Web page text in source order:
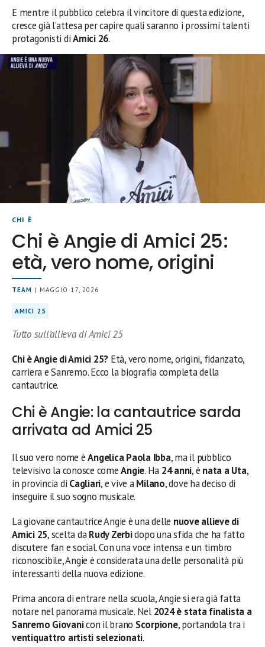
E mentre il pubblico celebra il vincitore di questa edizione,
cresce già l’attesa per capire quali saranno i prossimi talenti
protagonisti diAmici 26.
CHI È
Chi è Angie di Amici 25:
età, vero nome, origini
TEAM | MAGGIO 17, 2026
AMICI 25
Tutto sull’allieva di Amici 25
Chi è Angie di Amici 25? Età, vero nome, origini, fidanzato,
carriera e Sanremo. Ecco la biografia completa della
cantautrice.
Chi è Angie: la cantautrice sarda
arrivata ad Amici 25
Il suo vero nome èAngelica Paola Ibba, ma il pubblico
televisivo la conosce comeAngie. Ha 24 anni, è nata a Uta,
in provincia di Cagliari, e vive aMilano, dove ha deciso di
inseguire il suo sogno musicale.
La giovane cantautrice Angie è una delle nuove allieve di
Amici 25, scelta daRudy Zerbidopo una sfida che ha fatto
discutere fan e social. Con una voce intensa e un timbro
riconoscibile, Angie è considerata una delle personalità più
interessanti della nuova edizione.
Prima ancora di entrare nella scuola, Angie si era già fatta
notare nel panorama musicale. Nel 2024 è stata finalista a
Sanremo Giovanicon il brano Scorpione, portandola tra i
ventiquattro artisti selezionati.